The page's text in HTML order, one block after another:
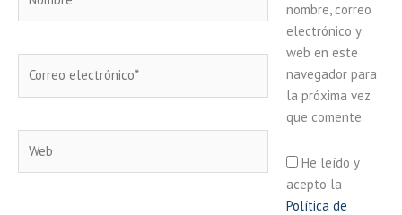
electrónico*
nombre, correo
electrónico y
web en este
navegador para
la próxima vez
que comente.
He leído y
acepto la
Política de